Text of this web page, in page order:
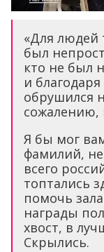
«Для людей
был
кто не был
и
обрушился
сожалению,
Я бы мог
фамилий,
всего
топтались
помочь
награды
хвост, в
Скрылись.